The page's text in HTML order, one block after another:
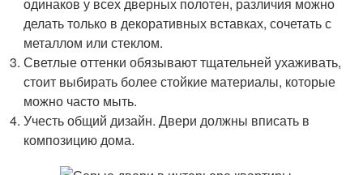
делать только в декоративных вставках, сочетать с
металлом или стеклом.
Светлые оттенки обязывают тщательней ухаживать,
стоит выбирать более стойкие материалы, которые
можно часто мыть.
Учесть общий дизайн. Двери должны вписать в
композицию дома.